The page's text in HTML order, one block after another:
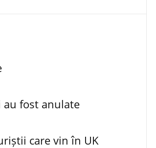
au fost anulate
care vin în UK